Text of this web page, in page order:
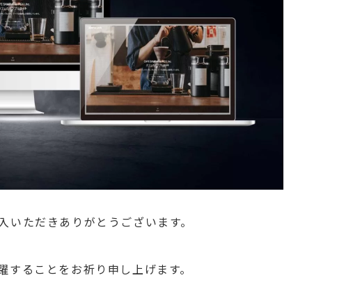
ただきありがとうございます。
ることをお祈り申し上げます。